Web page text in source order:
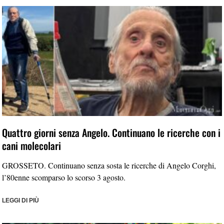
Quattro giorni senza Angelo. Continuano le ricerche con i
cani molecolari
GROSSETO. Continuano senza sosta le ricerche di Angelo Corghi,
l’80enne scomparso lo scorso 3 agosto.
LEGGI DI PIÙ